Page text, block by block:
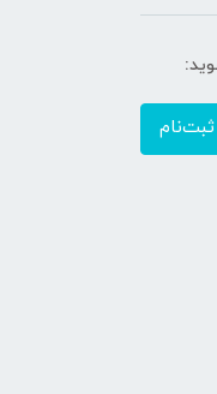
ثبت‌نام